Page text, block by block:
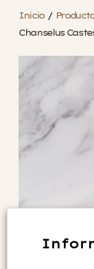
Inicio /
Chanselus